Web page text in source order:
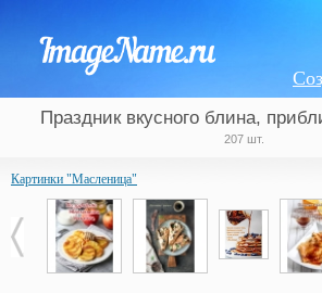
Праздник вкусного блина,
207 шт.
Картинки "Масленица"